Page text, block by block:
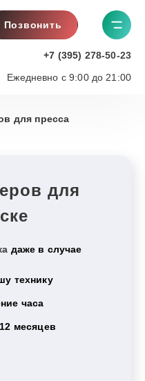
Позвонить
+7 (395) 278-50-23
Ежедневно с 9:00 до 21:00
для пресса
для
даже в случае
технику
часа
месяцев